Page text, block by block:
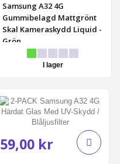
Samsung A32 4G
Gummibelagd Mattgrönt
Skal Kameraskydd Liquid -
Grön
I lager
59,00 kr